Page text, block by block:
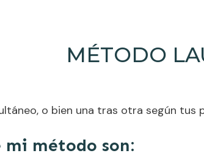
MÉTODO
o bien una tras otra según tus
mi método son: